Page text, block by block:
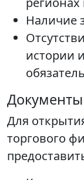
Наличие
истории
Для
торгового